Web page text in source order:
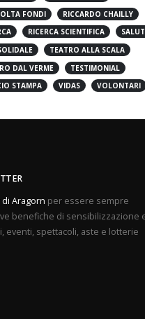
PROVE APERTE
FONDI
RICCARDO CHAILLY
RICERCA SCIENTIFICA
SALUTE
TEATRO ALLA SCALA
DAL VERME
TESTIMONIAL
Aragornper essere sempre
benefiche di sensibilizzazione e